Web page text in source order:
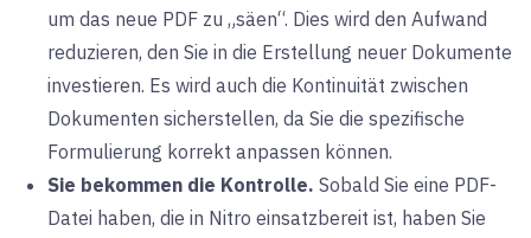
um das neue PDF zu „säen“. Dies wird den Aufwand
reduzieren, den Sie in die Erstellung neuer Dokumente
investieren. Es wird auch die Kontinuität zwischen
Dokumenten sicherstellen, da Sie die spezifische
Formulierung korrekt anpassen können.
Sie bekommen die Kontrolle. Sobald Sie eine PDF-
Datei haben, die in Nitro einsatzbereit ist, haben Sie